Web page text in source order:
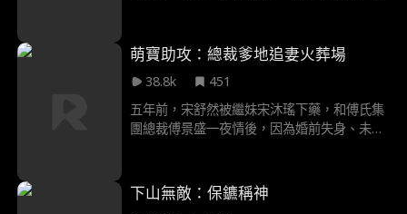
識到自己的錯誤後每天都想盡辦法彌補我，但
是我選擇不再原諒。
之苦。恢復法力後，她顯仙威平亂懲奸，並賞
識願承百姓之苦的鎮南王顧翎晨。助其登基重
塑國運後，黎九歌飄然離去，重歸仙班。
萌寶助攻：總裁爹地追妻火葬場
38.8k
451
五年前，宋舒然被繼妹宋沐瑤下藥，和傅氏集
團總裁傅景盛一夜情後，因為婚前失身、未婚
子，宋舒然毫不知情，五年後，宋舒然努力撫
養留在自己身邊的兩個孩子長大，為給孩子們
下山無敵：保鑣稱神